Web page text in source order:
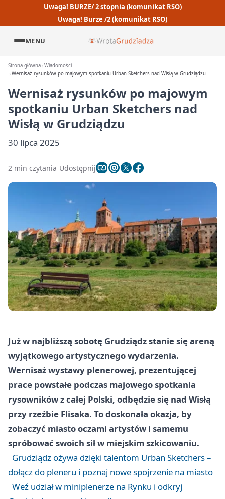
Uwaga! BURZE/ 2 stopnia (komunikat RSO)
Uwaga! Burze /2 (komunikat RSO)
MENU
Strona główna Wiadomości
Wernisaż rysunków po majowym spotkaniu Urban Sketchers nad Wisłą w Grudziądzu
Wernisaż rysunków po majowym
spotkaniu Urban Sketchers nad
Wisłą w Grudziądzu
30 lipca 2025
2 min czytania Udostępnij
Już w najbliższą sobotę Grudziądz stanie się areną
wyjątkowego artystycznego wydarzenia.
Wernisaż wystawy plenerowej, prezentującej
prace powstałe podczas majowego spotkania
rysowników z całej Polski, odbędzie się nad Wisłą
przy rzeźbie Flisaka. To doskonała okazja, by
zobaczyć miasto oczami artystów i samemu
spróbować swoich sił w miejskim szkicowaniu.
Grudziądz ożywa dzięki talentom Urban Sketchers –
dołącz do pleneru i poznaj nowe spojrzenie na miasto
Weź udział w miniplenerze na Rynku i odkryj